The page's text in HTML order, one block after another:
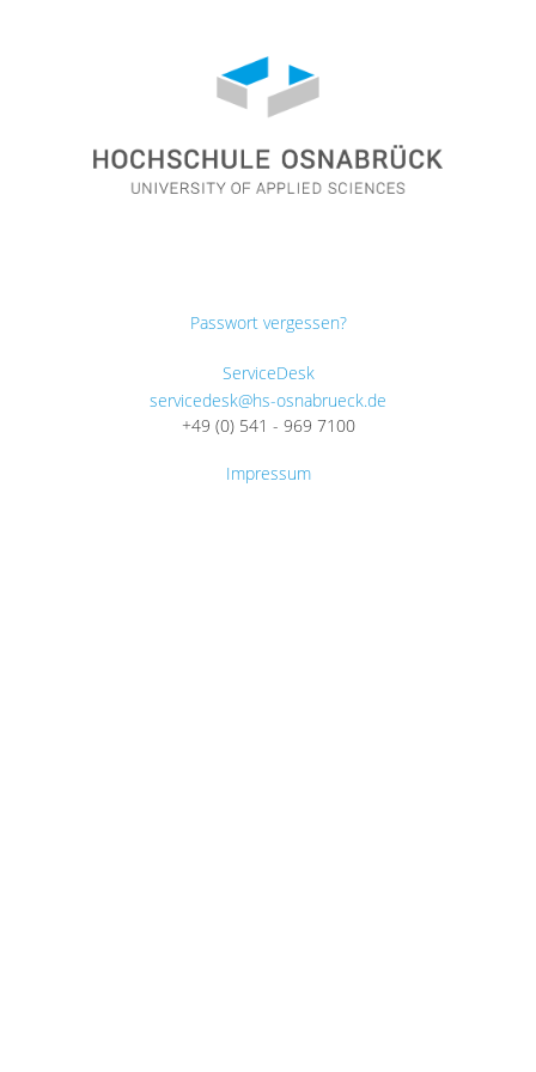
Passwort vergessen?
ServiceDesk
servicedesk@hs-osnabrueck.de
+49 (0) 541 - 969 7100
Impressum